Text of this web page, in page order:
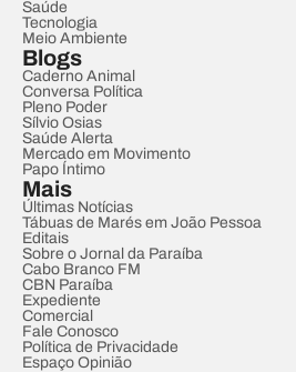
Saúde
Tecnologia
Meio Ambiente
Blogs
Caderno Animal
Conversa Política
Pleno Poder
Sílvio Osias
Saúde Alerta
Mercado em Movimento
Papo Íntimo
Mais
Últimas Notícias
Tábuas de Marés em João Pessoa
Editais
Sobre o Jornal da Paraíba
Cabo Branco FM
CBN Paraíba
Expediente
Comercial
Fale Conosco
Política de Privacidade
Espaço Opinião